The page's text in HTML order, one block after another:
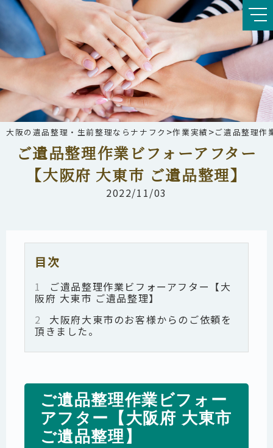
大阪の遺品整理・生前整理ならナナフク >作業実績 >ご遺品整理作
ご遺品整理作業ビフォーアフター
【大阪府 大東市 ご遺品整理】
2022/11/03
目次
1 ご遺品整理作業ビフォーアフター【大
阪府 大東市 ご遺品整理】
2
大阪府大東市のお客様からのご依頼を
頂きました。
ご遺品整理作業ビフォー
アフター【大阪府 大東市
ご遺品整理】